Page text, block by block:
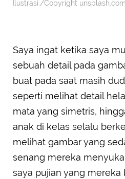
Ilustrasi./Copyright unsplash.com
Saya ingat ketika saya
sebuah detail pada
buat pada saat masih
seperti melihat detail
mata yang simetris,
anak di kelas selalu
melihat gambar yang
senang mereka
saya pujian yang mereka